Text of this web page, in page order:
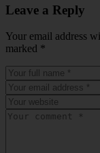
Leave a Reply
Your email address
marked *